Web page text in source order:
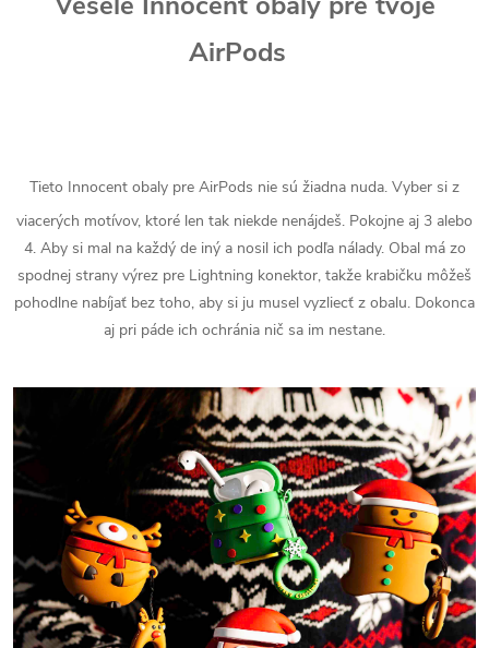
AirPods
Tieto Innocent obaly pre AirPods nie sú žiadna nuda. Vyber si z
viacerých motívov, ktoré len tak niekde nenájdeš. Pokojne aj 3 alebo
4. Aby si mal na každý de iný a nosil ich podľa nálady. Obal má zo
spodnej strany výrez pre Lightning konektor, takže krabičku môžeš
pohodlne nabíjať bez toho, aby si ju musel vyzliecť z obalu. Dokonca
aj pri páde ich ochránia nič sa im nestane.